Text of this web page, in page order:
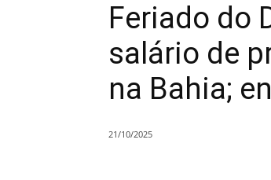
Feriado do
salário de
na Bahia;
21/10/2025